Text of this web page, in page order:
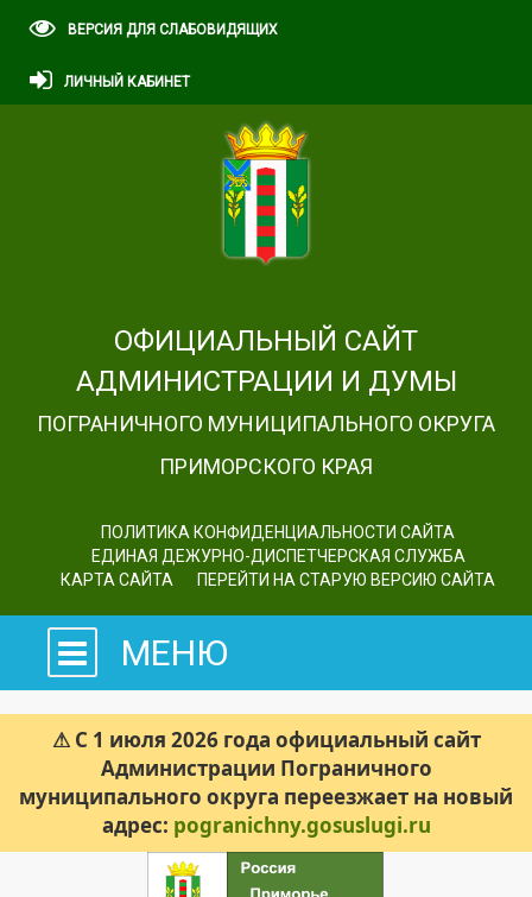
ВЕРСИЯ ДЛЯ СЛАБОВИДЯЩИХ
ЛИЧНЫЙ КАБИНЕТ
ОФИЦИАЛЬНЫЙ САЙТ
АДМИНИСТРАЦИИ И ДУМЫ
ПОГРАНИЧНОГО МУНИЦИПАЛЬНОГО ОКРУГА
ПРИМОРСКОГО КРАЯ
ПОЛИТИКА КОНФИДЕНЦИАЛЬНОСТИ САЙТА
ЕДИНАЯ ДЕЖУРНО-ДИСПЕТЧЕРСКАЯ СЛУЖБА
КАРТА САЙТА
ПЕРЕЙТИ НА СТАРУЮ ВЕРСИЮ САЙТА
МЕНЮ
⚠ С 1 июля 2026 года официальный сайт
Администрации Пограничного
муниципального округа переезжает на новый
адрес: pogranichny.gosuslugi.ru